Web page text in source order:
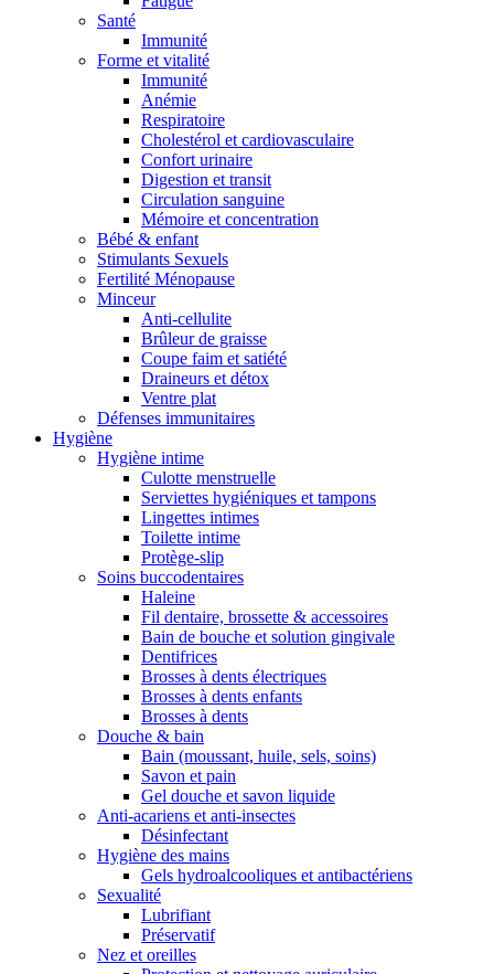
Santé
Immunité
Forme et vitalité
Immunité
Anémie
Respiratoire
Cholestérol et cardiovasculaire
Confort urinaire
Digestion et transit
Circulation sanguine
Mémoire et concentration
Bébé & enfant
Stimulants Sexuels
Fertilité Ménopause
Minceur
Anti-cellulite
Brûleur de graisse
Coupe faim et satiété
Draineurs et détox
Ventre plat
Défenses immunitaires
Hygiène
Hygiène intime
Culotte menstruelle
Serviettes hygiéniques et tampons
Lingettes intimes
Toilette intime
Protège-slip
Soins buccodentaires
Haleine
Fil dentaire, brossette & accessoires
Bain de bouche et solution gingivale
Dentifrices
Brosses à dents électriques
Brosses à dents enfants
Brosses à dents
Douche & bain
Bain (moussant, huile, sels, soins)
Savon et pain
Gel douche et savon liquide
Anti-acariens et anti-insectes
Désinfectant
Hygiène des mains
Gels hydroalcooliques et antibactériens
Sexualité
Lubrifiant
Préservatif
Nez et oreilles